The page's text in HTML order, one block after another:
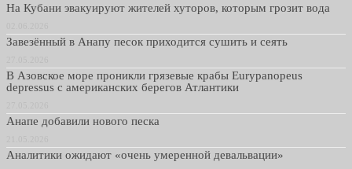
На Кубани эвакуируют жителей хуторов, которым грозит вода
Завезённый в Анапу песок приходится сушить и сеять
В Азовское море проникли грязевые крабы Eurypanopeus
depressus с американских берегов Атлантики
Анапе добавили нового песка
Аналитики ожидают «очень умеренной девальвации»